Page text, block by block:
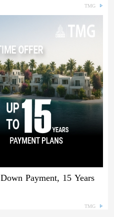
TMG
Payment, 15 Years
TMG